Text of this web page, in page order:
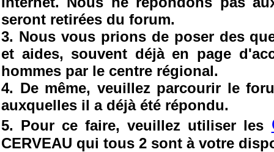
seront retirées du forum.
3. Nous vous prions de poser des
et aides, souvent déjà en page
hommes par le centre régional.
4. De même, veuillez parcourir le
auxquelles il a déjà été répondu.
5. Pour ce faire, veuillez utiliser les
CERVEAU qui tous 2 sont à votre